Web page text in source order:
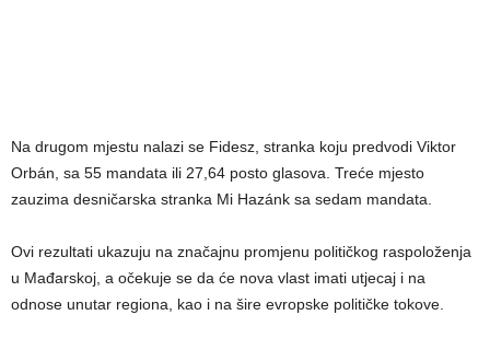
Na drugom mjestu nalazi se Fidesz, stranka koju predvodi Viktor
Orbán, sa 55 mandata ili 27,64 posto glasova. Treće mjesto
zauzima desničarska stranka Mi Hazánk sa sedam mandata.
Ovi rezultati ukazuju na značajnu promjenu političkog raspoloženja
u Mađarskoj, a očekuje se da će nova vlast imati utjecaj i na
odnose unutar regiona, kao i na šire evropske političke tokove.